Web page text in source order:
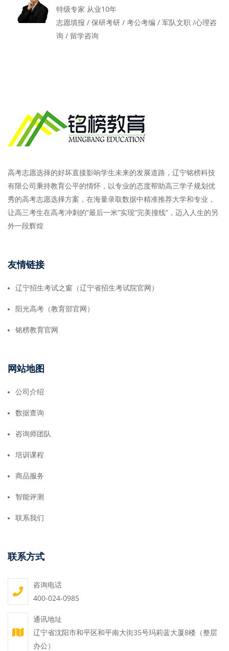
特级专家 从业10年
志愿填报 / 保研考研 / 考公考编 / 军队文职 /心理咨
询 / 留学咨询
高考志愿选择的好坏直接影响学生未来的发展道路，辽宁铭榜科技
有限公司秉持教育公平的情怀，以专业的态度帮助高三学子规划优
秀的高考志愿选择方案，在海量录取数据中精准推荐大学和专业，
让高三考生在高考冲刺的“最后一米”实现“完美撞线”，迈入人生的另
外一段辉煌
友情链接
辽宁招生考试之窗（辽宁省招生考试院官网）
阳光高考（教育部官网）
铭榜教育官网
网站地图
公司介绍
数据查询
咨询师团队
培训课程
商品服务
智能评测
联系我们
联系方式
咨询电话
400-024-0985
通讯地址
辽宁省沈阳市和平区和平南大街35号玛莉蓝大厦8楼（整层
办公）